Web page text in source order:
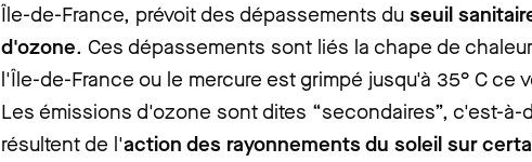
Île-de-France, prévoit des dépassements du seuil
d'ozone. Ces dépassements sont liés la chape de
l'Île-de-France ou le mercure est grimpé jusqu'à 35° C ce
Les émissions d'ozone sont dites “secondaires”, c'est-à-
résultent de l'action des rayonnements du soleil sur